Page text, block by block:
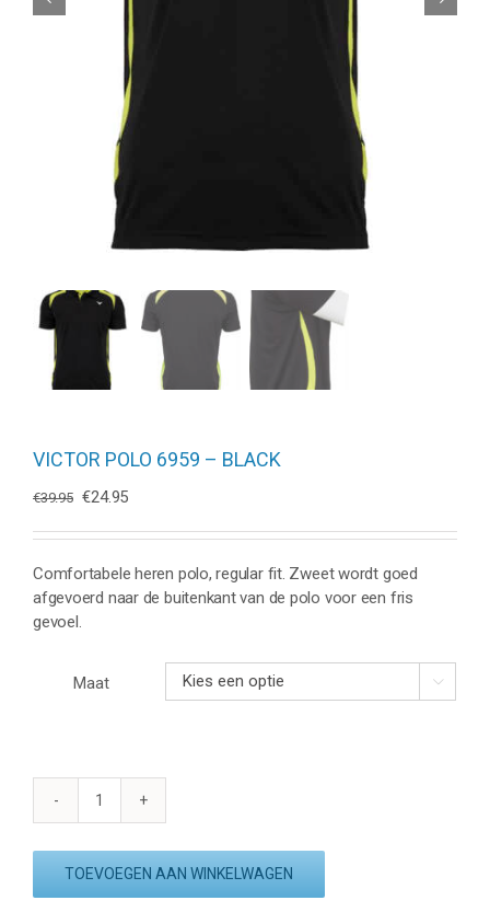
VICTOR POLO 6959 – BLACK
€39.95 Oorspronkelijke
was:
€39.95.
€24.95Huidige
is:
€24.95.
Comfortabele heren polo, regular fit. Zweet wordt goed
afgevoerd naar de buitenkant van de polo voor een fris
gevoel.
Maat 
VICTOR
-
TOEVOEGEN AAN WINKELWAGEN